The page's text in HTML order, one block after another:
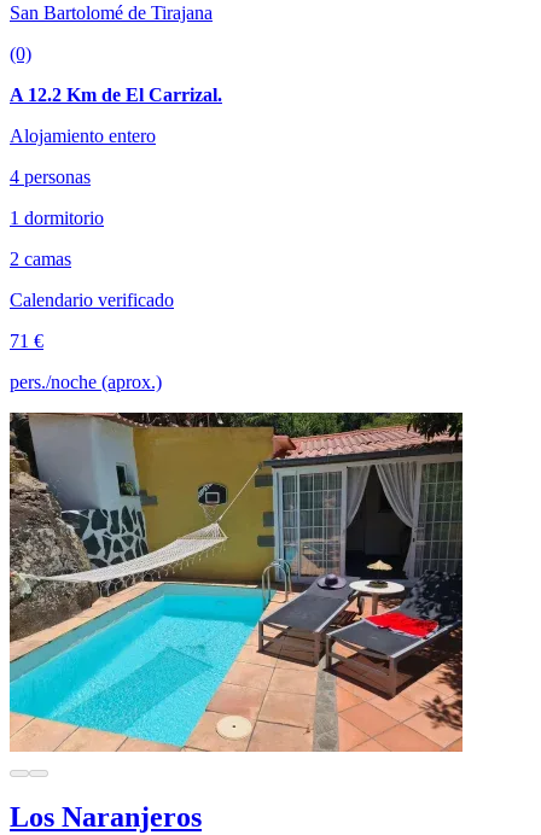
San Bartolomé de Tirajana
(0)
A 12.2 Km de El Carrizal.
Alojamiento entero
4 personas
1 dormitorio
2 camas
Calendario verificado
71 €
pers./noche (aprox.)
Los Naranjeros